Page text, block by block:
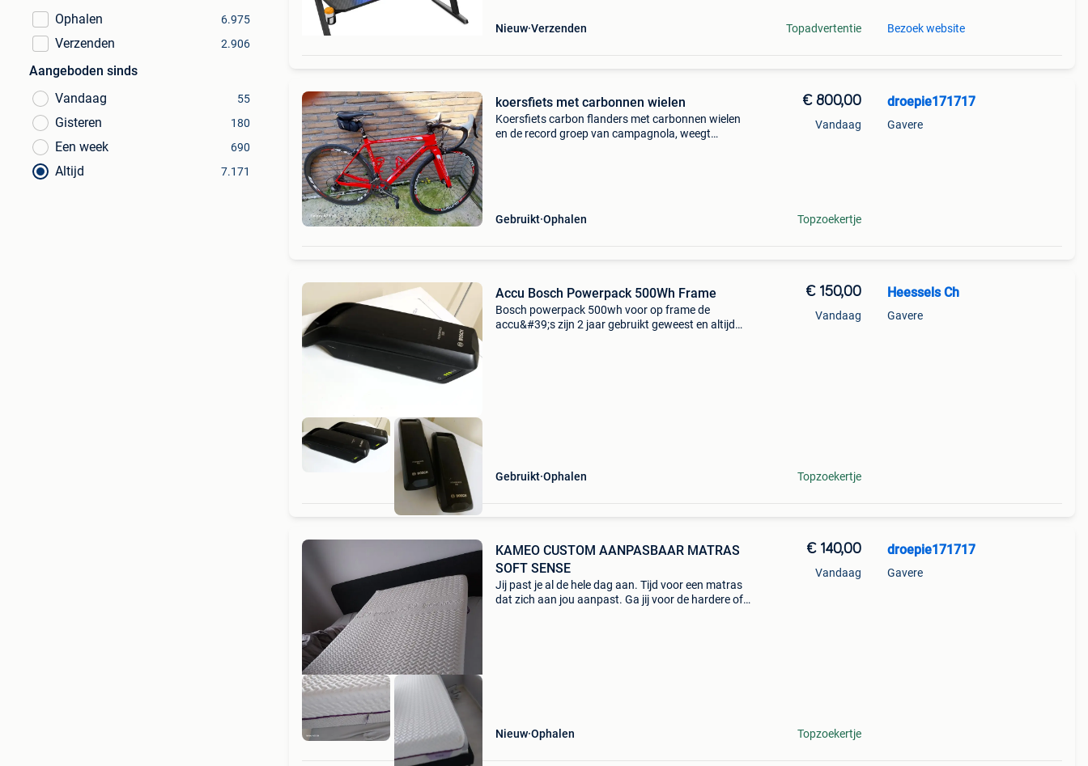
Ophalen
6.975
Verzenden 2.906
Aangeboden sinds
Vandaag
55
Gisteren 180
Een week 690
Altijd 7.171
Nieuw Verzenden Topadvertentie Bezoek website
koersfiets met carbonnen wielen
Koersfiets carbon flanders met carbonnen wielen
en de record groep van campagnola, weegt
Gebruikt Ophalen
€ 800,00
Vandaag
Topzoekertje
droepie171717
Gavere
Accu Bosch Powerpack 500Wh Frame
Bosch powerpack 500wh voor op frame de
accu&#39;s zijn 2 jaar gebruikt geweest en altijd
Gebruikt Ophalen
€ 150,00
Vandaag
Topzoekertje
Heessels Ch
Gavere
KAMEO CUSTOM AANPASBAAR MATRAS
SOFT SENSE
Jij past je al de hele dag aan. Tijd voor een matras
dat zich aan jou aanpast. Ga jij voor de hardere of
Nieuw Ophalen
€ 140,00
Vandaag
Topzoekertje
droepie171717
Gavere